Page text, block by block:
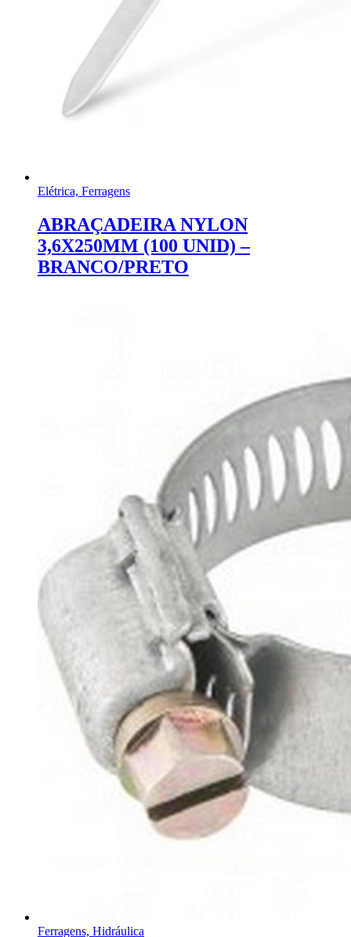
Elétrica, Ferragens
ABRAÇADEIRA NYLON
3,6X250MM (100 UNID) –
BRANCO/PRETO
Ferragens, Hidráulica